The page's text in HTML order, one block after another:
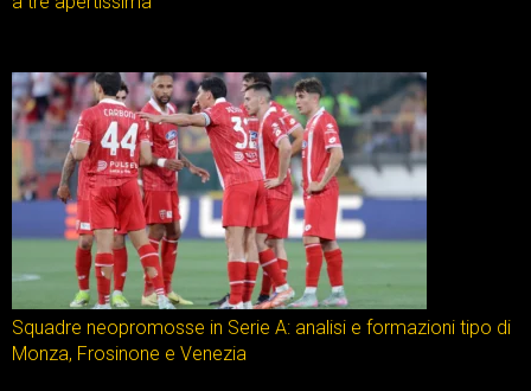
Squadre neopromosse in Serie A: analisi e formazioni tipo di
Monza, Frosinone e Venezia